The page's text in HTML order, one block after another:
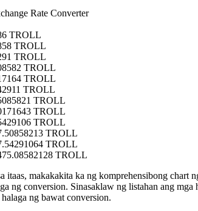
Rate Converter
TROLL
TROLL
TROLL
TROLL
TROLL
TROLL
TROLL
TROLL
TROLL
TROLL
TROLL
TROLL
itaas, makakakita ka ng komprehensibong
ng conversion. Sinasaklaw ng listahan ang
ng bawat conversion.